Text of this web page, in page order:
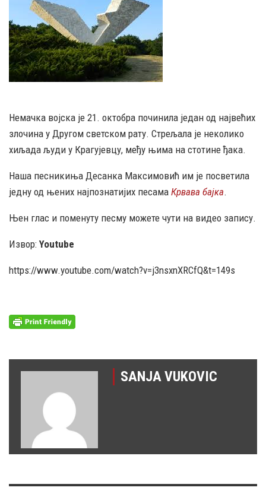
Немачка војска је 21. октобра починила један од највећих
злочина у Другом светском рату. Стрељала је неколико
хиљада људи у Крагујевцу, међу њима на стотине ђака.
Наша песникиња Десанка Максимовић им је посветила
једну од њених најпознатијих песама Крвава бајка.
Њен глас и поменуту песму можете чути на видео запису.
Извор: Youtube
https://www.youtube.com/watch?v=j3nsxnXRCfQ&t=149s
SANJA VUKOVIC